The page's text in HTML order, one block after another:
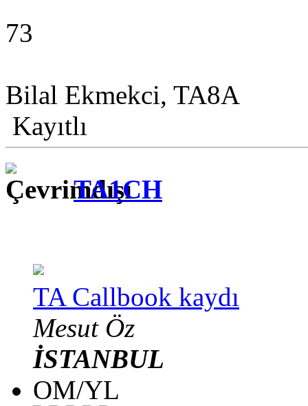
73
Bilal Ekmekci, TA8A
Kayıtlı
TA1CH
TA Callbook kaydı
Mesut Öz
İSTANBUL
OM/YL